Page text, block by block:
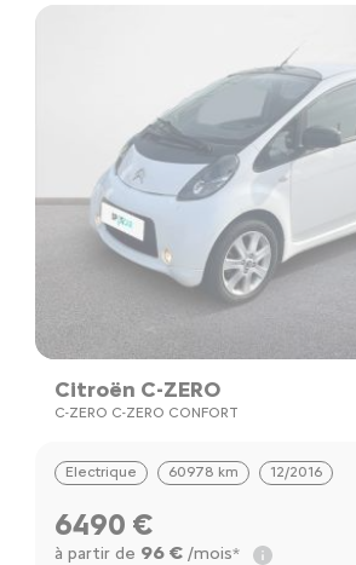
Citroën C-ZERO
C-ZERO C-ZERO CONFORT
Electrique 60978 km 12/2016
6490 €
à partir de 96 €/mois*